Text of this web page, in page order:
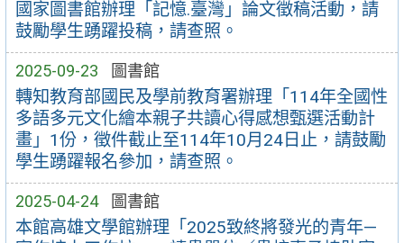
國家圖書館辦理「記憶.臺灣」論文徵稿活動，請
鼓勵學生踴躍投稿，請查照。
2025-09-23 圖書館
轉知教育部國民及學前教育署辦理「114年全國性
多語多元文化繪本親子共讀心得感想甄選活動計
畫」1份，徵件截止至114年10月24日止，請鼓勵
學生踴躍報名參加，請查照。
2025-04-24 圖書館
本館高雄文學館辦理「2025致終將發光的青年—